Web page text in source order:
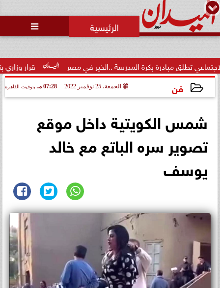

قرار وزاري بتكليف مبادرة بكرة المدرسة ..الخير في مصر
فن الجمعة، 25 نوفمبر 2022 07:28 مـ بتوقيت القاهرة
شمس الكويتية داخل موقع
تصوير سره الباتع مع خالد
يوسف